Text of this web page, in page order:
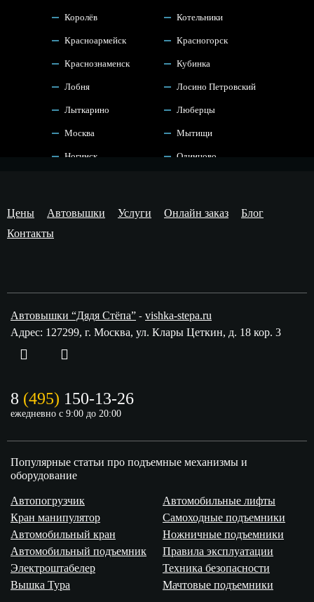
Королёв Котельники
Красноармейск Красногорск
Краснознаменск Кубинка
Лобня Лосино Петровский
Лыткарино Люберцы
Москва Мытищи
Ногинск Одинцово
Фрязино Химки
Черноголовка Щёлково
Электрогорск
Цены Автовышки Услуги Онлайн заказ
Блог
Контакты
Автовышки “Дядя Стёпа” - vishka-stepa.ru
Адрес: 127299, г. Москва, ул. Клары Цеткин, д. 18 кор. 3
8 (495) 150-13-26
ежедневно с 9:00 до 20:00
Популярные статьи про подъемные механизмы и
оборудование
Автопогрузчик
Кран манипулятор
Автомобильный кран
Автомобильный подъемник
Электроштабелер
Вышка Тура
Автомобильные лифты
Самоходные подъемники
Ножничные подъемники
Правила эксплуатации
Техника безопасности
Мачтовые подъемники